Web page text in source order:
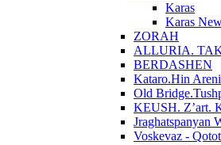
Karas
Karas
ZORAH
ALLURIA.
BERDASHEN
Kataro.Hin
Old
KEUSH. Z’art.
Jraghatspanyan
Voskevaz - Qotot